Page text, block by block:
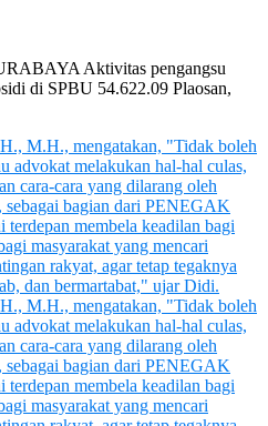
Aktivitas pengangsu
di SPBU 54.622.09 Plaosan,